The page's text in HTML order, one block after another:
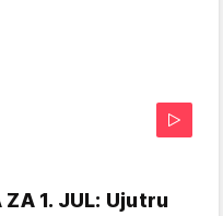
ZA 1. JUL: Ujutru